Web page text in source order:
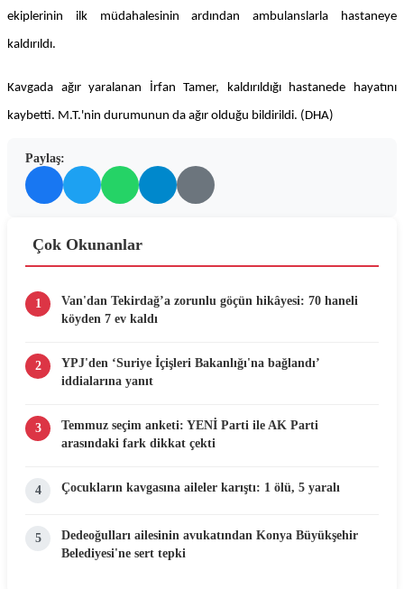
ekiplerinin ilk müdahalesinin ardından ambulanslarla hastaneye
kaldırıldı.
Kavgada ağır yaralanan İrfan Tamer, kaldırıldığı hastanede hayatını
kaybetti. M.T.'nin durumunun da ağır olduğu bildirildi. (DHA)
Paylaş:
Çok Okunanlar
1
Van'dan Tekirdağ’a zorunlu göçün hikâyesi: 70 haneli
köyden 7 ev kaldı
2
YPJ'den ‘Suriye İçişleri Bakanlığı'na bağlandı’
iddialarına yanıt
3
Temmuz seçim anketi: YENİ Parti ile AK Parti
arasındaki fark dikkat çekti
4 Çocukların kavgasına aileler karıştı: 1 ölü, 5 yaralı
5
Dedeoğulları ailesinin avukatından Konya Büyükşehir
Belediyesi'ne sert tepki